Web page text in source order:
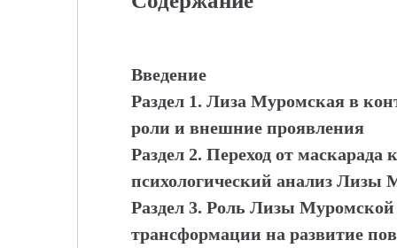
Введение
Раздел 1. Лиза Муромская в
роли и внешние проявления
Раздел 2. Переход от
психологический анализ Лизы
Раздел 3. Роль Лизы
трансформации на развитие